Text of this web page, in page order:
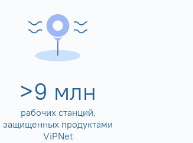
>10 млн
рабочих станций,
защищенных продуктами
ViPNet